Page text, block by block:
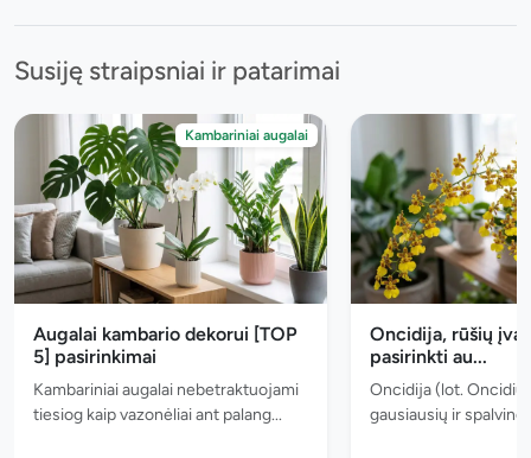
Susiję straipsniai ir patarimai
Kambariniai augalai
Augalai kambario dekorui [TOP
5] pasirinkimai
Kambariniai augalai nebetraktuojami
tiesiog kaip vazonėliai ant palang...
Oncidija, rūšių
pasirinkti au...
Oncidija (lot.
gausiausių ir